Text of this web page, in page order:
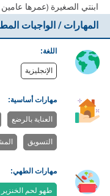
ابنتي الصغيرة (عمرها عامين
المهارات / الواجبات
اللغة:
الإنجليزية
مهارات أساسية:
العناية بالرضع
التسويق
مهارات الطهي:
طهو لحم الخنزير